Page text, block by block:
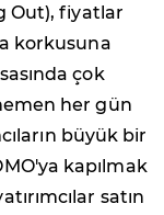
Out), fiyatlar
korkusuna
çok
her gün
büyük bir
kapılmak
satın